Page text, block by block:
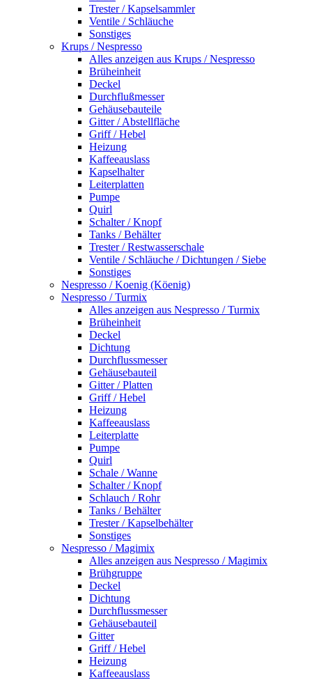
Trester / Kapselsammler
Ventile / Schläuche
Sonstiges
Krups / Nespresso
Alles anzeigen aus Krups / Nespresso
Brüheinheit
Deckel
Durchflußmesser
Gehäusebauteile
Gitter / Abstellfläche
Griff / Hebel
Heizung
Kaffeeauslass
Kapselhalter
Leiterplatten
Pumpe
Quirl
Schalter / Knopf
Tanks / Behälter
Trester / Restwasserschale
Ventile / Schläuche / Dichtungen / Siebe
Sonstiges
Nespresso / Koenig (Köenig)
Nespresso / Turmix
Alles anzeigen aus Nespresso / Turmix
Brüheinheit
Deckel
Dichtung
Durchflussmesser
Gehäusebauteil
Gitter / Platten
Griff / Hebel
Heizung
Kaffeeauslass
Leiterplatte
Pumpe
Quirl
Schale / Wanne
Schalter / Knopf
Schlauch / Rohr
Tanks / Behälter
Trester / Kapselbehälter
Sonstiges
Nespresso / Magimix
Alles anzeigen aus Nespresso / Magimix
Brühgruppe
Deckel
Dichtung
Durchflussmesser
Gehäusebauteil
Gitter
Griff / Hebel
Heizung
Kaffeeauslass